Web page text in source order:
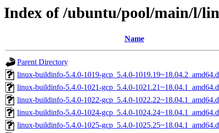
Index of /ubuntu/pool/main/l/
Name
Parent Directory
linux-buildinfo-5.4.0-1019-gcp_5.4.0-
linux-buildinfo-5.4.0-1021-gcp_5.4.0-
linux-buildinfo-5.4.0-1022-gcp_5.4.0-
linux-buildinfo-5.4.0-1024-gcp_5.4.0-
linux-buildinfo-5.4.0-1025-gcp_5.4.0-